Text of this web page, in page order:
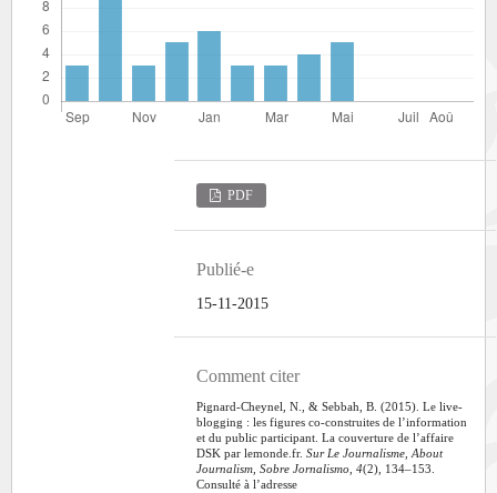
PDF
Publié-e
15-11-2015
Comment citer
Pignard-Cheynel, N., & Sebbah, B. (2015). Le live-
blogging : les figures co-construites de l’information
et du public participant. La couverture de l’affaire
DSK par lemonde.fr.Sur Le Journalisme, About
Journalism, Sobre Jornalismo ,4(2), 134–153.
Consulté à l’adresse